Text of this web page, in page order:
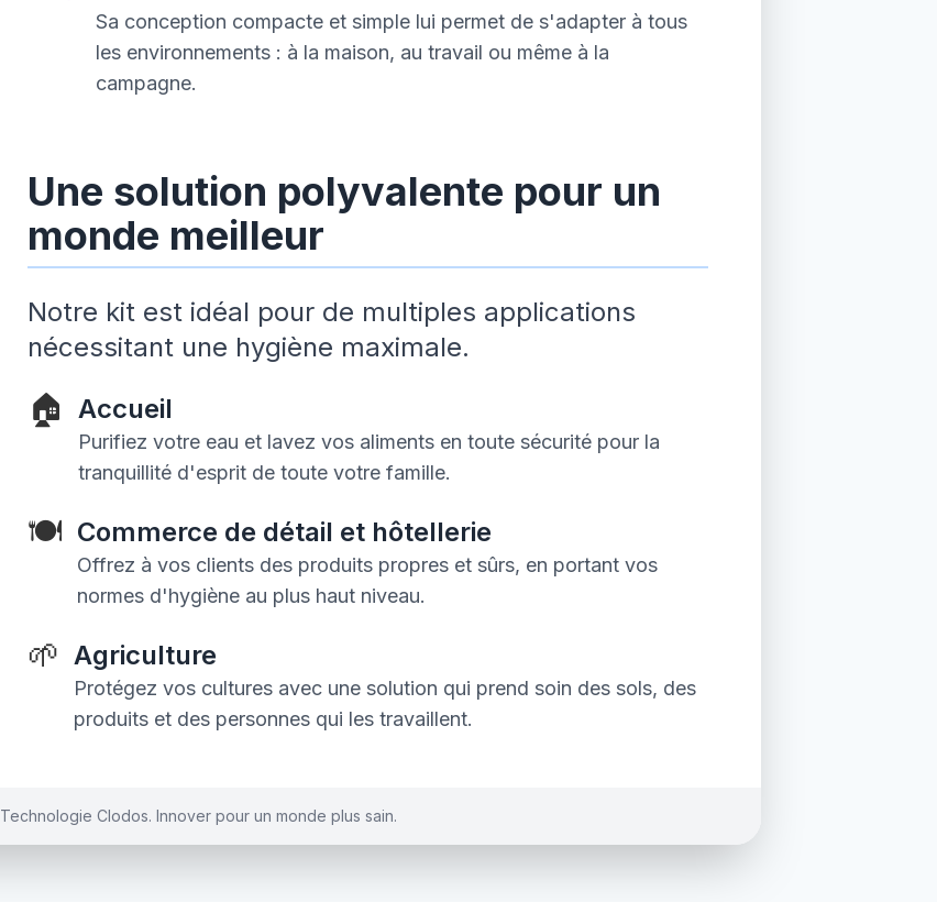
Sa conception compacte et simple lui permet de s'adapter à tous
les environnements : à la maison, au travail ou même à la
campagne.
Une solution polyvalente pour un
monde meilleur
Notre kit est idéal pour de multiples applications
nécessitant une hygiène maximale.
🏠 Accueil
Purifiez votre eau et lavez vos aliments en toute sécurité pour la
tranquillité d'esprit de toute votre famille.
🍽️ Commerce de détail et hôtellerie
Offrez à vos clients des produits propres et sûrs, en portant vos
normes d'hygiène au plus haut niveau.
🌱 Agriculture
Protégez vos cultures avec une solution qui prend soin des sols, des
produits et des personnes qui les travaillent.
Technologie Clodos. Innover pour un monde plus sain.